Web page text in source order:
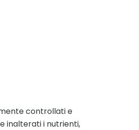
controllati e
inalterati i nutrienti,